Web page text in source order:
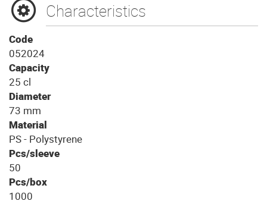
Characteristics
Code
052024
Capacity
25 cl
Diameter
73 mm
Material
PS - Polystyrene
Pcs/sleeve
50
Pcs/box
1000